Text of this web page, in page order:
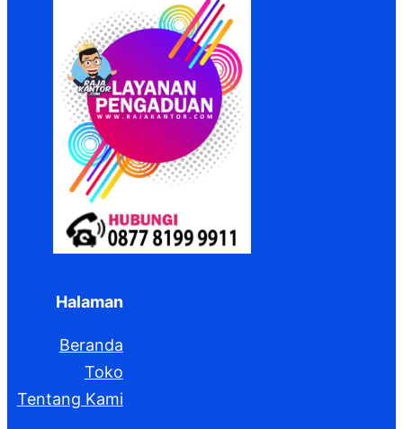
Halaman
Beranda
Toko
Tentang Kami